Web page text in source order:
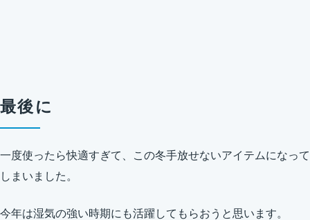
最後に
一度使ったら快適すぎて、この冬手放せないアイテムになって
しまいました。
今年は湿気の強い時期にも活躍してもらおうと思います。